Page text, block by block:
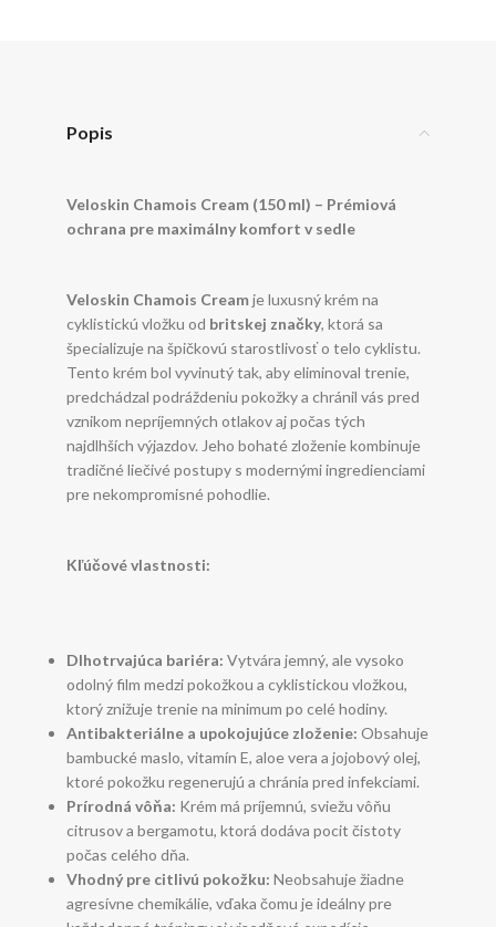
Popis
Veloskin Chamois Cream (150 ml) – Prémiová
ochrana pre maximálny komfort v sedle
Veloskin Chamois Creamje luxusný krém na
cyklistickú vložku od britskej značky, ktorá sa
špecializuje na špičkovú starostlivosť o telo cyklistu.
Tento krém bol vyvinutý tak, aby eliminoval trenie,
predchádzal podráždeniu pokožky a chránil vás pred
vznikom nepríjemných otlakov aj počas tých
najdlhších výjazdov. Jeho bohaté zloženie kombinuje
tradičné liečivé postupy s modernými ingredienciami
pre nekompromisné pohodlie.
Kľúčové vlastnosti:
Dlhotrvajúca bariéra: Vytvára jemný, ale vysoko
odolný film medzi pokožkou a cyklistickou vložkou,
ktorý znižuje trenie na minimum po celé hodiny.
Antibakteriálne a upokojujúce zloženie: Obsahuje
bambucké maslo, vitamín E, aloe vera a jojobový olej,
ktoré pokožku regenerujú a chránia pred infekciami.
Prírodná vôňa: Krém má príjemnú, sviežu vôňu
citrusov a bergamotu, ktorá dodáva pocit čistoty
počas celého dňa.
Vhodný pre citlivú pokožku: Neobsahuje žiadne
agresívne chemikálie, vďaka čomu je ideálny pre